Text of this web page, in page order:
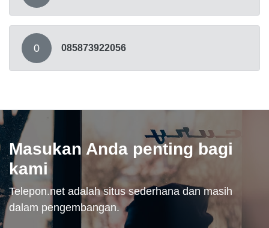
0 085873922056
Masukan Anda penting bagi
kami
Telepon.net adalah situs sederhana dan masih
dalam pengembangan.